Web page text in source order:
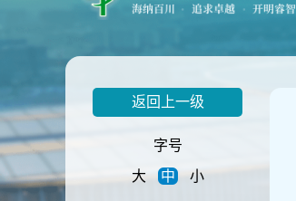
到
主
要
内
返回上一级
字号
大
中 小